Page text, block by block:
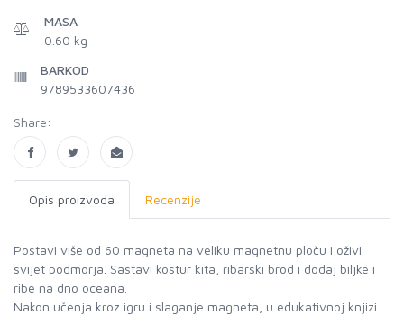
MASA
0.60 kg
BARKOD
9789533607436
Share:
Opis proizvoda Recenzije
Postavi više od 60 magneta na veliku magnetnu ploču i oživi
svijet podmorja. Sastavi kostur kita, ribarski brod i dodaj biljke i
ribe na dno oceana.
Nakon učenja kroz igru i slaganje magneta, u edukativnoj knjizi